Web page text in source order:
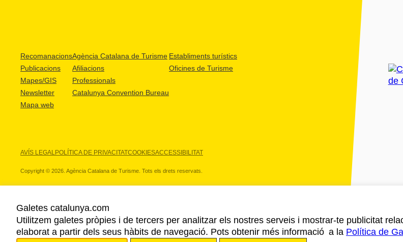
Recomanacions
Publicacions
Mapes/GIS
Newsletter
Mapa web
Agència Catalana de Turisme
Afiliacions
Professionals
Catalunya Convention Bureau
Establiments turístics
Oficines de Turisme
AVÍS LEGALPOLÍTICA DE PRIVACITATCOOKIESACCESSIBILITAT
Copyright © 2026. Agència Catalana de Turisme. Tots els drets reservats.
ELS NOSTRES PARTNERS
Galetes catalunya.com
Utilitzem galetes pròpies i de tercers per analitzar els nostres serveis i mostrar-te publicitat
elaborat a partir dels seus hàbits de navegació. Pots obtenir més informació a la Política de